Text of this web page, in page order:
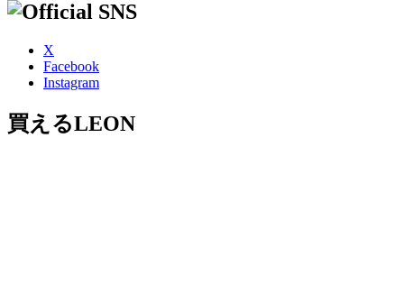
X
Facebook
Instagram
買えるLEON